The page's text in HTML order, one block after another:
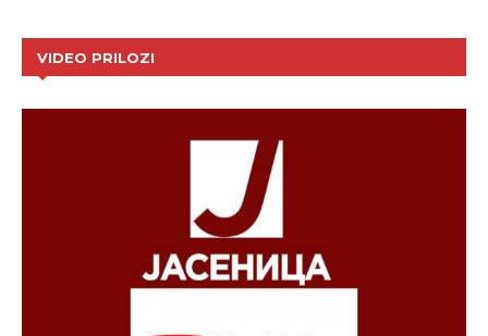
VIDEO PRILOZI